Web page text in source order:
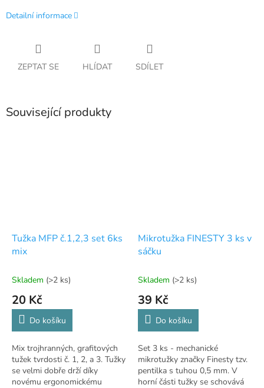
Detailní informace
ZEPTAT SE HLÍDAT SDÍLET
Související produkty
Tužka MFP č.1,2,3 set 6ks
mix
Skladem (>2 ks)
20 Kč
Do košíku
Mix trojhranných, grafitových
tužek tvrdosti č. 1, 2, a 3. Tužky
se velmi dobře drží díky
novému ergonomickému
Mikrotužka FINESTY 3 ks v
sáčku
Skladem (>2 ks)
39 Kč
Do košíku
Set 3 ks - mechanické
mikrotužky značky Finesty tzv.
pentilka s tuhou 0,5 mm. V
horní části tužky se schovává